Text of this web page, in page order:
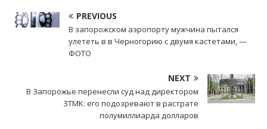
PREVIOUS
В запорожском аэропорту мужчина пытался
улететь в в Черногорию с двумя кастетами, —
ФОТО
NEXT
В Запорожье перенесли суд над директором
ЗТМК: его подозревают в растрате
полумиллиарда долларов